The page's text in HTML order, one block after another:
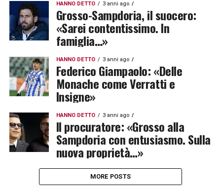
HANNO DETTO 3 anni ago
Grosso-Sampdoria, il suocero:
«Sarei contentissimo. In
famiglia…»
HANNO DETTO 3 anni ago
Federico Giampaolo: «Delle
Monache come Verratti e
Insigne»
HANNO DETTO 3 anni ago
Il procuratore: «Grosso alla
Sampdoria con entusiasmo. Sulla
nuova proprietà…»
MORE POSTS